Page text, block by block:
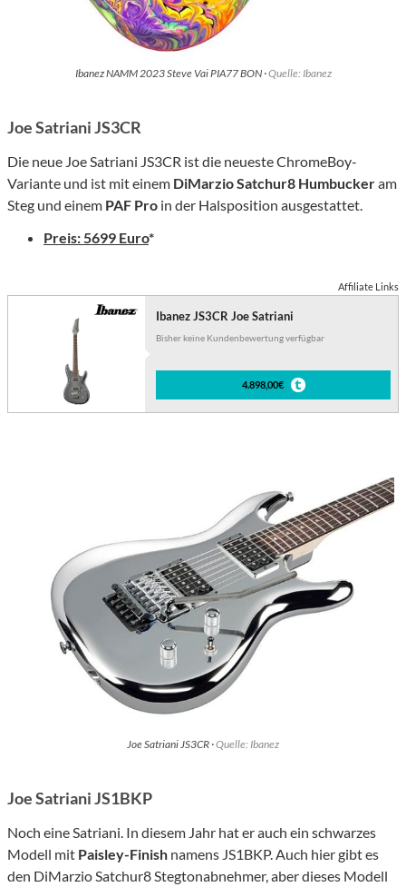
Ibanez NAMM 2023 Steve Vai PIA77 BON ·Quelle: Ibanez
Joe Satriani JS3CR
Die neue Joe Satriani JS3CR ist die neueste ChromeBoy-
Variante und ist mit einem DiMarzio Satchur8 Humbuckeram
Steg und einem PAF Pro in der Halsposition ausgestattet.
Preis: 5699 Euro*
Affiliate Links
Ibanez JS3CR Joe Satriani
Bisher keine Kundenbewertung verfügbar
4.898,00€
Joe Satriani JS3CR ·Quelle: Ibanez
Joe Satriani JS1BKP
Noch eine Satriani. In diesem Jahr hat er auch ein schwarzes
Modell mit Paisley-Finish namens JS1BKP. Auch hier gibt es
den DiMarzio Satchur8 Stegtonabnehmer, aber dieses Modell